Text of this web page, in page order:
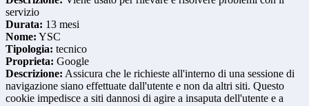
servizio
Durata: 13 mesi
Nome: YSC
Tipologia: tecnico
Proprieta: Google
Descrizione: Assicura che le richieste all'interno di una sessione di
navigazione siano effettuate dall'utente e non da altri siti. Questo
cookie impedisce a siti dannosi di agire a insaputa dell'utente e a